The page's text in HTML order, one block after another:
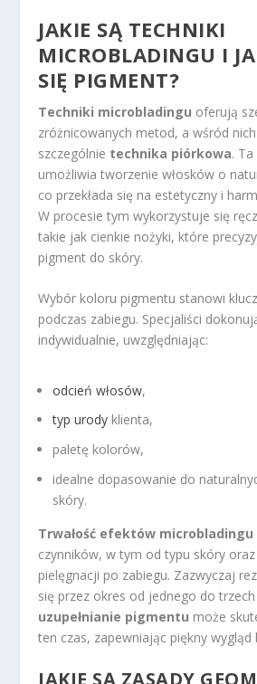
JAKIE SĄ TECHNIKI
MICROBLADINGU I
SIĘ PIGMENT?
Techniki microbladingu oferują
zróżnicowanych metod, a wśród
szczególnie technika piórkowa.
umożliwia tworzenie włosków o
co przekłada się na estetyczny i
W procesie tym wykorzystuje się
takie jak cienkie nożyki, które
pigment do skóry.
Wybór koloru pigmentu stanowi
podczas zabiegu. Specjaliści
indywidualnie, uwzględniając:
odcień włosów,
typ urody klienta,
paletę kolorów,
idealne dopasowanie do
skóry.
Trwałość efektów microbladingu
czynników, w tym od typu skóry
pielęgnacji po zabiegu. Zazwyczaj
się przez okres od jednego do trzech
uzupełnianie pigmentu może
ten czas, zapewniając piękny wygląd